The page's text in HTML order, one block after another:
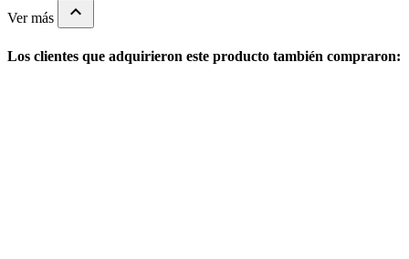
Ver más 
Los clientes que adquirieron este producto también compraron: